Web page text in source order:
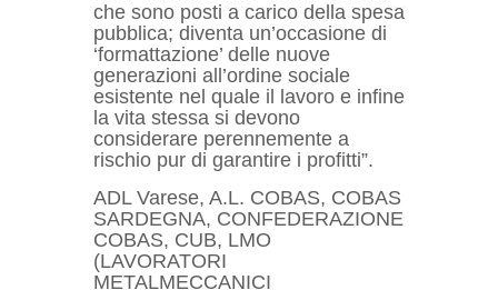
che sono posti a carico della spesa
pubblica; diventa un’occasione di
‘formattazione’ delle nuove
generazioni all’ordine sociale
esistente nel quale il lavoro e infine
la vita stessa si devono
considerare perennemente a
rischio pur di garantire i profitti”.
ADL Varese, A.L. COBAS, COBAS
SARDEGNA, CONFEDERAZIONE
COBAS, CUB, LMO
(LAVORATORI
METALMECCANICI